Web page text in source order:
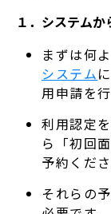
１．システムか
まずは何よ
システム
用申請を
利用認定
ら「初回
予約くださ
それらの